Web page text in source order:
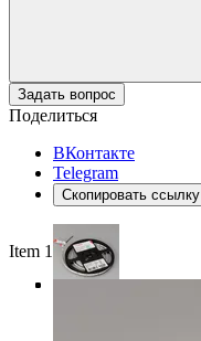
Задать вопрос
Поделиться
ВКонтакте
Telegram
Скопировать ссылку
Item 1 of 4